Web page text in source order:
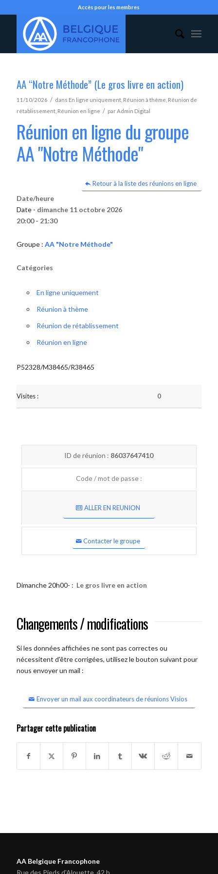
Accès pour les membres
AA “Notre Méthode” (Le gros livre en action)
11/10/2026 / dans En ligne uniquement, Réunion à thème Réunion de
rétablissement, Réunion en ligne / parAdmin Digital
Réunion en ligne du groupe
AA "Notre Méthode"
Retour à la liste des réunions en ligne
Date/heure
Date - dimanche 11 octobre 2026
20:00 - 21:30
Groupe : AA "Notre Méthode"
Catégories
En ligne uniquement
Réunion à thème
Réunion de rétablissement
Réunion en ligne
P52328/M38465/R38465
Visites : 0
ID de réunion : 86037647410
Code / mot de passe :
ALLER EN REUNION
Contacter le groupe
Dimanche 20h00- : Le gros livre en action
Changements / modifications
Si les données affichées ne sont pas correctes ou
nécessitent d'être corrigées, utilisez le bouton suivant pour
nous envoyer un mail :
Envoyer un mail aux coordinateurs de réunions Visios
Partager cette publication
AA Belgique Francophone
Rue des Pieds d'Alouette, 42 b